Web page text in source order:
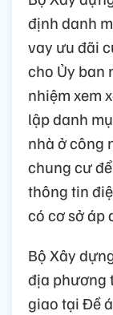
định danh
vay ưu đãi
cho Ủy ban
nhiệm xem
lập danh
nhà ở công
chung cư
thông tin
có cơ sở áp
Bộ Xây
địa phương
giao tại Đề